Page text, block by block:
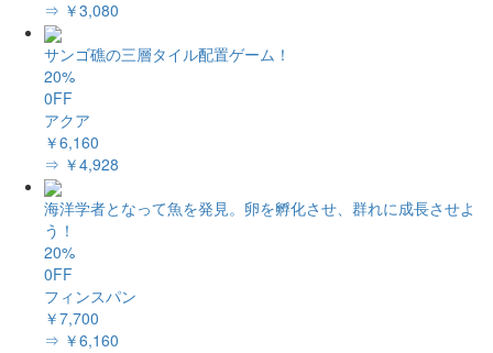
⇒ ￥3,080
サンゴ礁の三層タイル配置ゲーム！
20%
0FF
アクア
￥6,160
⇒ ￥4,928
海洋学者となって魚を発見。卵を孵化させ、群れに成長させよ
う！
20%
0FF
フィンスパン
￥7,700
⇒ ￥6,160